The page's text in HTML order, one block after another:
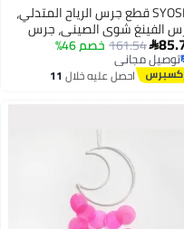
SYOSI 5 قطع جرس الرياح المتدلي،
الفينغ شوي الصيني، جرس
العتيق، أجراس الرياح الفينغ
جرس حظ، جرس الرياح
جرس الرياح لبركة الحظ،

161.54خصم 46%
توصيل مجاني
توصيل مجانياحصل عليه خلال 11